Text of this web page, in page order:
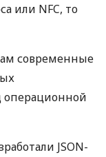
или NFC, то
современные
операционной
JSON-